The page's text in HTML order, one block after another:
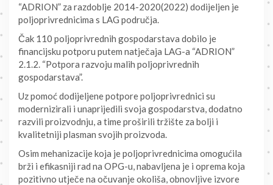
“ADRION” za razdoblje 2014-2020(2022) dodijeljen je
poljoprivrednicima s LAG područja.
Čak 110 poljoprivrednih gospodarstava dobilo je
financijsku potporu putem natječaja LAG-a “ADRION”
2.1.2. “Potpora razvoju malih poljoprivrednih
gospodarstava”.
Uz pomoć dodijeljene potpore poljoprivrednici su
modernizirali i unaprijedili svoja gospodarstva, dodatno
razvili proizvodnju, a time proširili tržište za bolji i
kvalitetniji plasman svojih proizvoda.
Osim mehanizacije koja je poljoprivrednicima omogućila
brži i efikasniji rad na OPG-u, nabavljena je i oprema koja
pozitivno utječe na očuvanje okoliša, obnovljive izvore